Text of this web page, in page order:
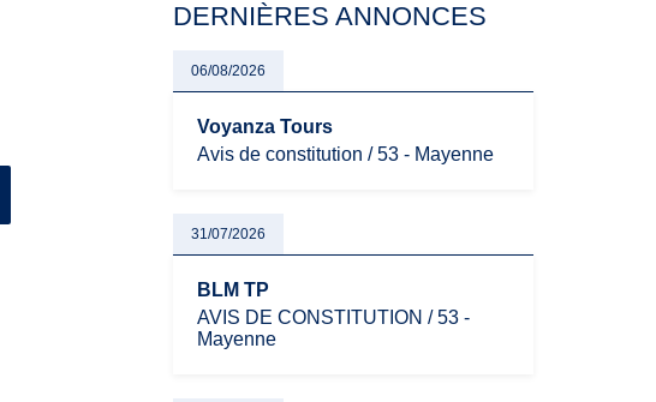
évoluent dans un contexte de contrôle
oblige les indépendants à rester
particulièrement vigilants.
DERNIÈRES ANNONCES
06/08/2026
Voyanza Tours
Avis de constitution / 53 - Mayenne
31/07/2026
BLM TP
AVIS DE CONSTITUTION / 53 -
Mayenne